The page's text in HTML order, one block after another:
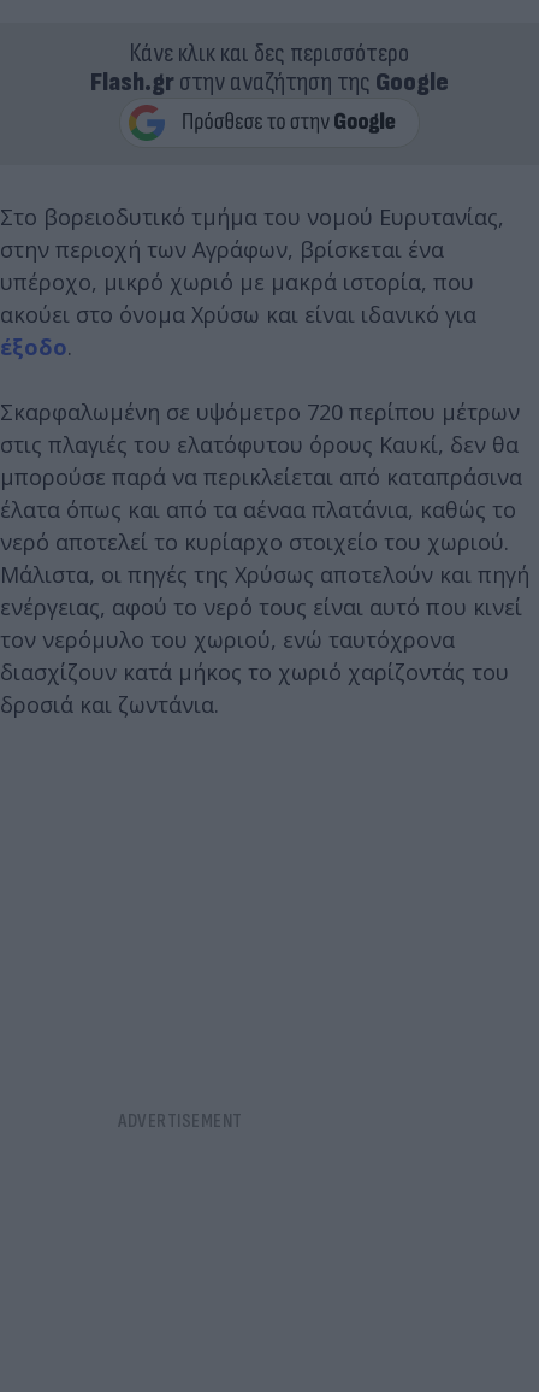
Κάνε κλικ και δες περισσότερο
Flash.grστην αναζήτηση της Google
Στο βορειοδυτικό τμήμα του νομού Ευρυτανίας,
στην περιοχή των Αγράφων, βρίσκεται ένα
υπέροχο, μικρό χωριό με μακρά ιστορία, που
ακούει στο όνομα Χρύσω και είναι ιδανικό για
έξοδο.
Σκαρφαλωμένη σε υψόμετρο 720 περίπου μέτρων
στις πλαγιές του ελατόφυτου όρους Καυκί, δεν θα
μπορούσε παρά να περικλείεται από καταπράσινα
έλατα όπως και από τα αέναα πλατάνια, καθώς το
νερό αποτελεί το κυρίαρχο στοιχείο του χωριού.
Μάλιστα, οι πηγές της Χρύσως αποτελούν και πηγή
ενέργειας, αφού το νερό τους είναι αυτό που κινεί
τον νερόμυλο του χωριού, ενώ ταυτόχρονα
διασχίζουν κατά μήκος το χωριό χαρίζοντάς του
δροσιά και ζωντάνια.